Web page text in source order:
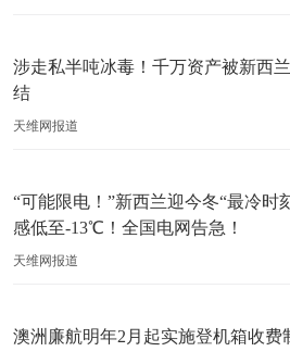
涉走私半吨冰毒！千万资产被新西
结
天维网报道
“可能限电！”新西兰迎今冬“最冷时
感低至-13℃！全国电网告急！
天维网报道
澳洲廉航明年2月起实施登机箱收费